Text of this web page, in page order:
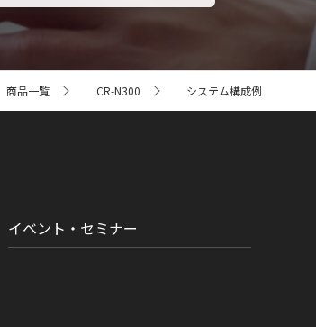
商品一覧 CR-N300 システム構成例
イベント・セミナー